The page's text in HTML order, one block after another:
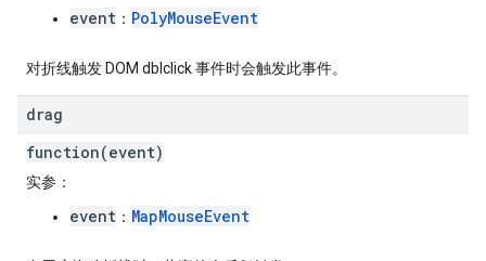
event ： PolyMouseEvent
对折线触发 DOM dblclick 事件时会触发此事件。
drag
function(event)
实参 ：
event ： MapMouseEvent